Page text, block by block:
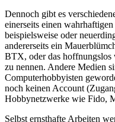
Dennoch gibt es
einerseits einen
beispielsweise oder
andererseits ein
BTX, oder das hoffnungslos
zu nennen. Andere Medien
Computerhobbyisten
noch keinen Account
Hobbynetzwerke wie Fido,
Selbst ernsthafte Arbeiten